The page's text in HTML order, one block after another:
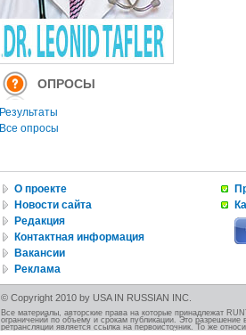
ОПРОСЫ
Результаты
Все опросы
О проекте
Новости сайта
Редакция
Контактная информация
Вакансии
Реклама
© Copyright 2010 by USA IN RUSSIAN INC.
Все материалы, авторские права на которые принадлежат
ограничений по объему и срокам публикации. Это разрешение
ретрансляции является ссылка на первоисточник. То же